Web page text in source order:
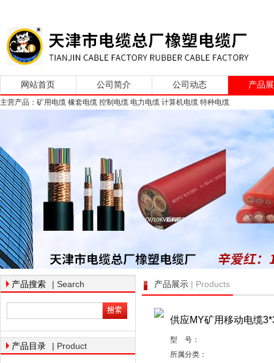
网站首页 公司简介 公司动态 产品
主营产品：矿用电缆 橡套电缆 控制电缆 电力电缆 计算机电缆 特种电缆
产品搜索 | Search
产品目录 | Product
产品展示 | Products
供应MY矿用移动电缆
型 号：
所属分类：